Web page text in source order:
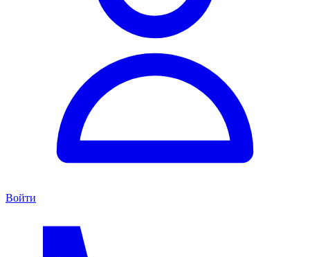
Войти